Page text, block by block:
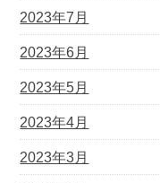
2023年7月
2023年6月
2023年5月
2023年4月
2023年3月